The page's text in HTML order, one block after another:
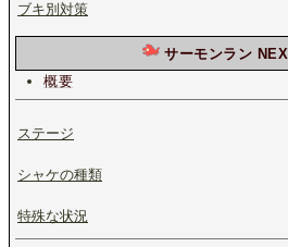
ブキ別対策
サーモンラン
概要
ステージ
シャケの種類
特殊な状況